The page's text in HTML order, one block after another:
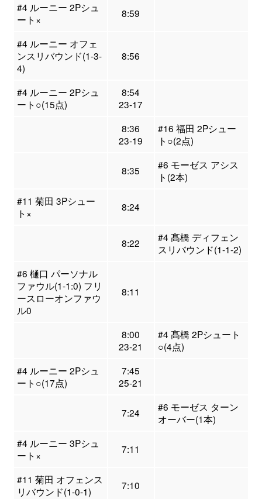
#4 ルーニー 2Pシュ
ート×
8:59
#4 ルーニー オフェ
ンスリバウンド(1-3-
4)
8:56
#4 ルーニー 2Pシュ
ート○(15点)
8:54
23-17
8:36
23-19
#16 福田 2Pシュー
ト○(2点)
8:35
#6 モーゼス アシス
ト(2本)
#11 菊田 3Pシュー
ト×
8:24
8:22
#4 髙橋 ディフェン
スリバウンド(1-1-2)
#6 樋口 パーソナル
ファウル(1-1:0) フリ
ースローオンファウ
ル0
8:11
8:00
23-21
#4 髙橋 2Pシュート
○(4点)
#4 ルーニー 2Pシュ
ート○(17点)
7:45
25-21
7:24
#6 モーゼス ターン
オーバー(1本)
#4 ルーニー 3Pシュ
ート×
7:11
#11 菊田 オフェンス
リバウンド(1-0-1)
7:10